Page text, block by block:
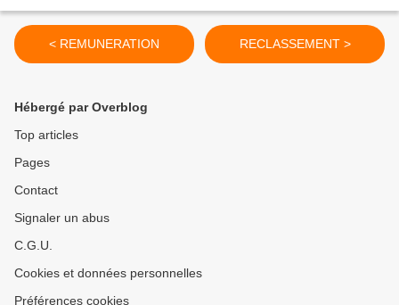
< REMUNERATION RECLASSEMENT >
Hébergé par Overblog
Top articles
Pages
Contact
Signaler un abus
C.G.U.
Cookies et données personnelles
Préférences cookies